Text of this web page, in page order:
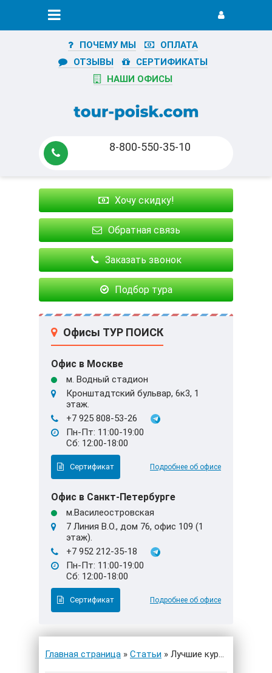
ПОЧЕМУ МЫ
ОПЛАТА
ОТЗЫВЫ
СЕРТИФИКАТЫ
НАШИ ОФИСЫ
8-800-550-35-10
Хочу скидку!
Обратная связь
Заказать звонок
Подбор тура
Офисы ТУР ПОИСК
Офис в Москве
м. Водный стадион
Кронштадтский бульвар, 6к3, 1
этаж.
+7 925 808-53-26
Пн-Пт: 11:00-19:00
Сб: 12:00-18:00
Сертификат Подробнее об офисе
Офис в Санкт-Петербурге
м.Василеостровская
7 Линия В.О., дом 76, офис 109 (1
этаж).
+7 952 212-35-18
Пн-Пт: 11:00-19:00
Сб: 12:00-18:00
Сертификат Подробнее об офисе
Главная страница » Статьи » Лучшие курорты Туниса